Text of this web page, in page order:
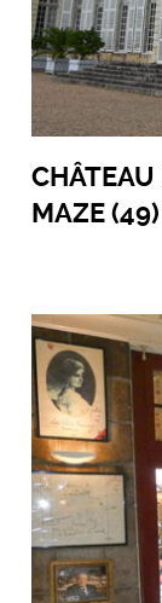
CHÂTEAU
MAZE (49)